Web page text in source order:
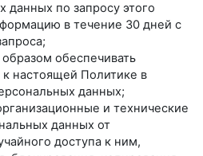
данных по запросу этого
в течение 30 дней с
обеспечивать
настоящей Политике в
данных;
и технические
данных от
доступа к ним,